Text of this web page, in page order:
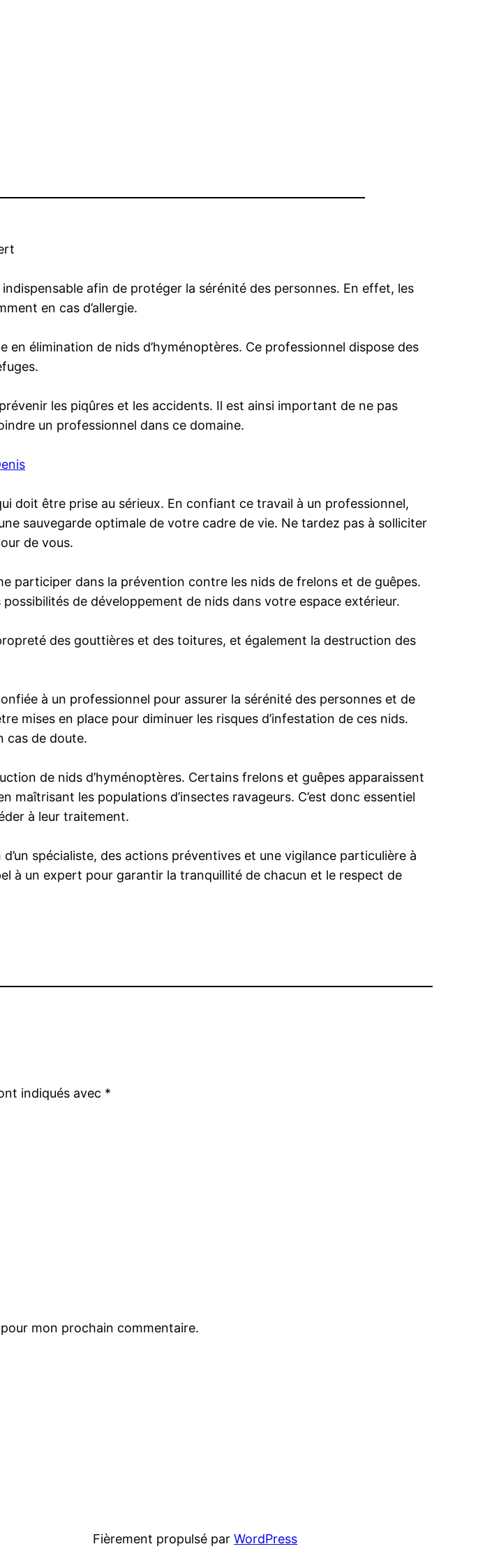
afin de protéger la sérénité des personnes. En effet, les
en cas d’allergie.
élimination de nids d’hyménoptères. Ce professionnel dispose des
les piqûres et les accidents. Il est ainsi important de ne pas
un professionnel dans ce domaine.
doit être prise au sérieux. En confiant ce travail à un professionnel,
sauvegarde optimale de votre cadre de vie. Ne tardez pas à solliciter
de vous.
participer dans la prévention contre les nids de frelons et de guêpes.
de développement de nids dans votre espace extérieur.
des gouttières et des toitures, et également la destruction des
à un professionnel pour assurer la sérénité des personnes et de
mises en place pour diminuer les risques d’infestation de ces nids.
cas de doute.
de nids d’hyménoptères. Certains frelons et guêpes apparaissent
maîtrisant les populations d’insectes ravageurs. C’est donc essentiel
à leur traitement.
spécialiste, des actions préventives et une vigilance particulière à
à un expert pour garantir la tranquillité de chacun et le respect de
indiqués avec *
mon prochain commentaire.
Fièrement propulsé parWordPress